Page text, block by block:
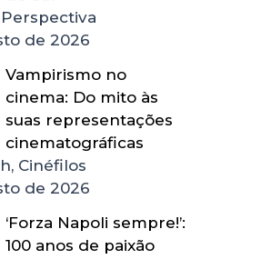
de 2026
Vampirismo no
cinema: Do mito às
suas representações
cinematográficas
Cinéfilos
de 2026
‘Forza Napoli sempre!’:
100 anos de paixão